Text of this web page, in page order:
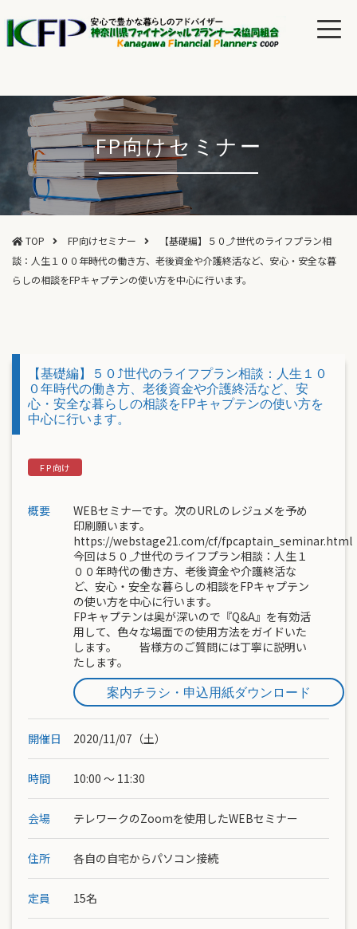
FP向けセミナー
TOP FP向けセミナー
【基礎編】５０⤴世代のライフプラン相
談：人生１００年時代の働き方、老後資金や介護終活など、安心・安全な暮
らしの相談をFPキャプテンの使い方を中心に行います。
【基礎編】５０⤴世代のライフプラン相談：人生１０
０年時代の働き方、老後資金や介護終活など、安
心・安全な暮らしの相談をFPキャプテンの使い方を
中心に行います。
概要
WEBセミナーです。次のURLのレジュメを予め
印刷願います。
https://webstage21.com/cf/fpcaptain_seminar.html
今回は５０⤴世代のライフプラン相談：人生１
００年時代の働き方、老後資金や介護終活な
ど、安心・安全な暮らしの相談をFPキャプテン
の使い方を中心に行います。
FPキャプテンは奥が深いので『Q&A』を有効活
用して、色々な場面での使用方法をガイドいた
します。 皆様方のご質問には丁寧に説明い
たします。
案内チラシ・申込用紙ダウンロード
開催日 2020/11/07（土）
時間 10:00 ～ 11:30
会場 テレワークのZoomを使用したWEBセミナー
住所 各自の自宅からパソコン接続
定員 15名